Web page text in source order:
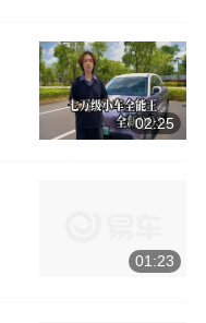
02:25
01:23